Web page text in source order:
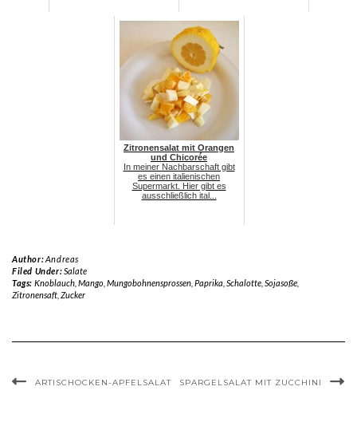
Zitronensalat mit Orangen
und Chicorée
In meiner Nachbarschaft gibt
es einen italienischen
Supermarkt. Hier gibt es
ausschließlich ital...
Author:Andreas
Filed Under: Salate
Tags: Knoblauch, Mango, Mungobohnensprossen, Paprika Schalotte, Sojasoße,
Zitronensaft Zucker
ARTISCHOCKEN-APFELSALAT SPARGELSALAT MIT ZUCCHINI